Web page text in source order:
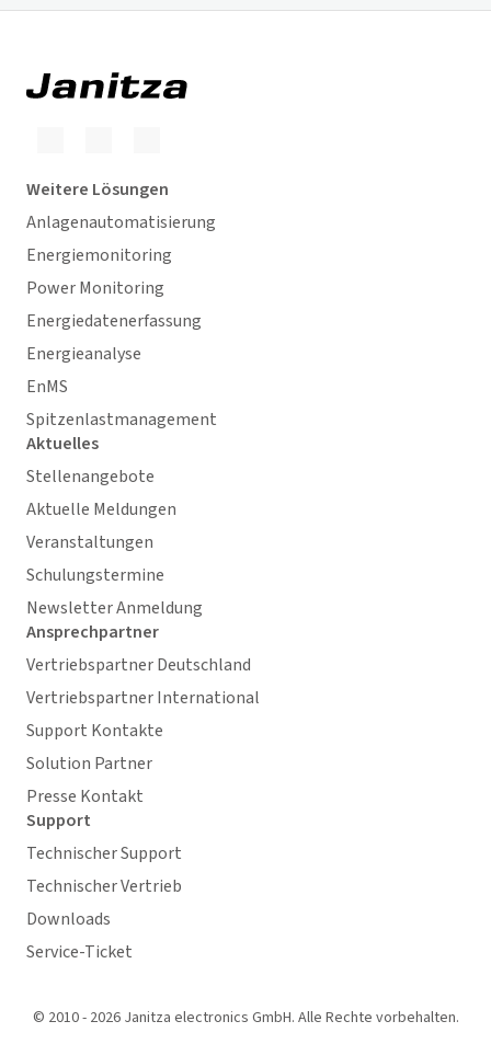
Weitere Lösungen
Anlagenautomatisierung
Energiemonitoring
Power Monitoring
Energiedatenerfassung
Energieanalyse
EnMS
Spitzenlastmanagement
Aktuelles
Stellenangebote
Aktuelle Meldungen
Veranstaltungen
Schulungstermine
Newsletter Anmeldung
Ansprechpartner
Vertriebspartner Deutschland
Vertriebspartner International
Support Kontakte
Solution Partner
Presse Kontakt
Support
Technischer Support
Technischer Vertrieb
Downloads
Service-Ticket
© 2010 - 2026 Janitza electronics GmbH. Alle Rechte vorbehalten.